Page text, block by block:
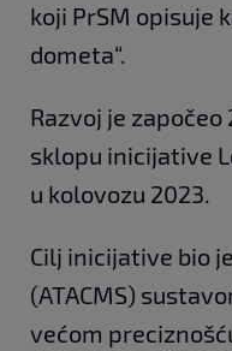
koji PrSM opisuje
dometa“.
Razvoj je
sklopu inicijative
u kolovozu 2023.
Cilj inicijative bio
(ATACMS)
većom